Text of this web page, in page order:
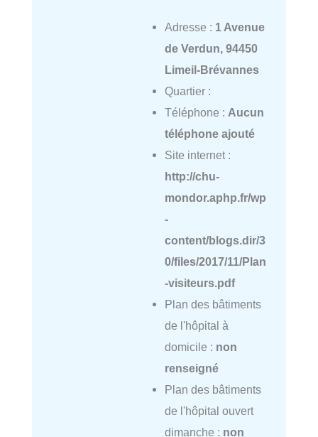
Adresse : 1 Avenue
de Verdun, 94450
Limeil-Brévannes
Quartier :
Téléphone : Aucun
téléphone ajouté
Site internet :
http://chu-
mondor.aphp.fr/wp
-
content/blogs.dir/3
0/files/2017/11/Plan
-visiteurs.pdf
Plan des bâtiments
de l'hôpital à
domicile : non
renseigné
Plan des bâtiments
de l'hôpital ouvert
dimanche : non